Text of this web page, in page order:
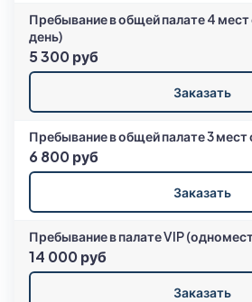
Пребывание в общей палате 4 мест
день)
5 300 руб
Заказать
Пребывание в общей палате 3
6 800 руб
Заказать
Пребывание в палате VIP
14 000 руб
Заказать